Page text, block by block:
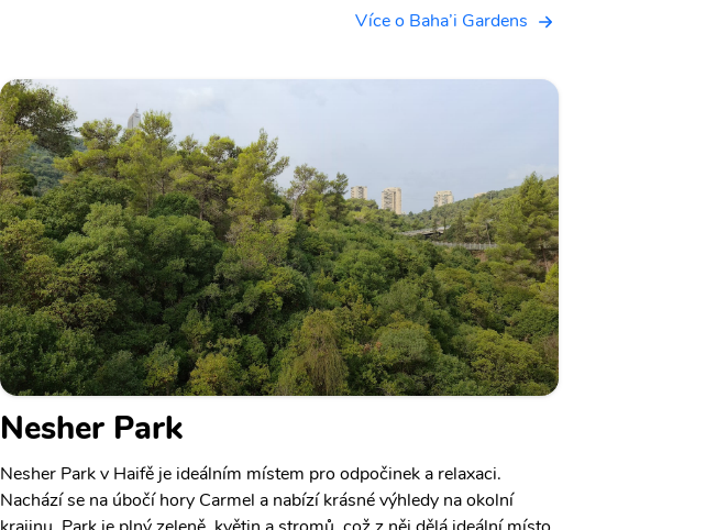
Více o Baha’i Gardens
Nesher Park
Nesher Park v Haifě je ideálním místem pro odpočinek a relaxaci.
Nachází se na úbočí hory Carmel a nabízí krásné výhledy na okolní